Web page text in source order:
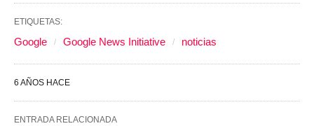
ETIQUETAS:
Google Google News Initiative noticias
6 AÑOS HACE
ENTRADA RELACIONADA